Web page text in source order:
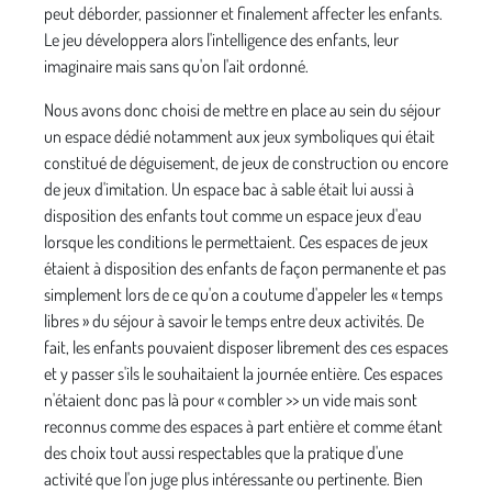
peut déborder, passionner et finalement affecter les enfants.
Le jeu développera alors l'intelligence des enfants, leur
imaginaire mais sans qu'on l'ait ordonné.
Nous avons donc choisi de mettre en place au sein du séjour
un espace dédié notamment aux jeux symboliques qui était
constitué de déguisement, de jeux de construction ou encore
de jeux d'imi­tation. Un espace bac à sable était lui aussi à
disposition des enfants tout comme un espace jeux d'eau
lorsque les conditions le permettaient. Ces espaces de jeux
étaient à disposition des enfants de façon permanente et pas
simplement lors de ce qu'on a coutume d'appeler les « temps
libres » du séjour à savoir le temps entre deux activités. De
fait, les enfants pouvaient disposer librement des ces espaces
et y passer s'ils le souhaitaient la journée entière. Ces espaces
n'étaient donc pas là pour « combler >> un vide mais sont
reconnus comme des espaces à part entière et comme étant
des choix tout aussi respectables que la pratique d'une
activité que l'on juge plus intéres­sante ou pertinente. Bien